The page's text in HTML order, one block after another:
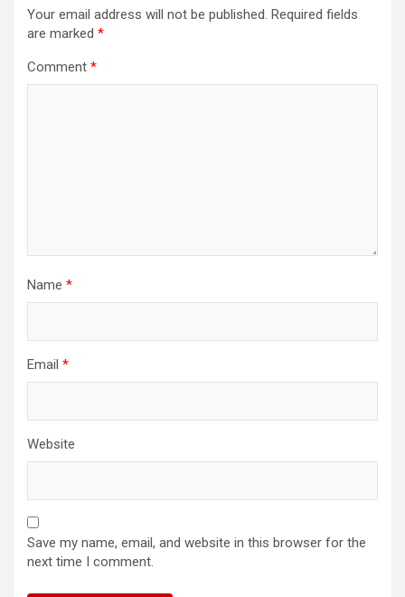
Your email address will not be published. Required fields
are marked *
Comment *
Name *
Email *
Website
Save my name, email, and website in this browser for the
next time I comment.